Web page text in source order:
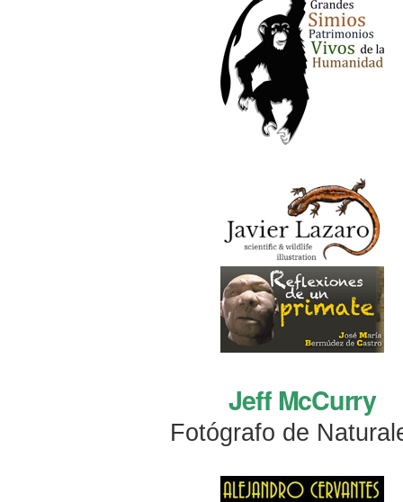
Jeff McCurry
Fotógrafo de